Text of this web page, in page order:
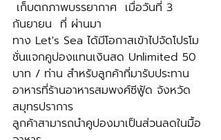
กันยายน  ที่ ผ่านมา
ทาง Let's Sea ได้มีโอกาสเข้าไปจัดโปรโม
ชั่นแจกคูปองแทนเงินสด Unlimited 50
บาท / ท่าน สำหรับลูกค้าที่มารับประทาน
อาหารที่ร้านอาหารสมพงศ์ซีฟู้ด จังหวัด
สมุทรปราการ
ลูกค้าสามารถนำคูปองมาเป็นส่วนลดในมื้อ